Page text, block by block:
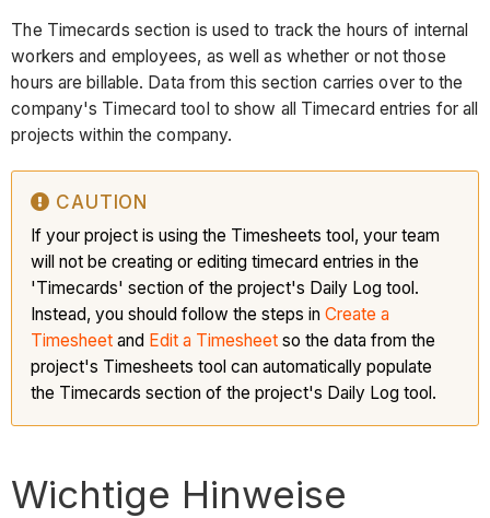
The Timecards section is used to track the hours of internal
workers and employees, as well as whether or not those
hours are billable. Data from this section carries over to the
company's Timecard tool to show all Timecard entries for all
projects within the company.
CAUTION
If your project is using the Timesheets tool, your team
will not be creating or editing timecard entries in the
'Timecards' section of the project's Daily Log tool.
Instead, you should follow the steps inCreate a
Timesheet and Edit a Timesheet so the data from the
project's Timesheets tool can automatically populate
the Timecards section of the project's Daily Log tool.
Wichtige Hinweise